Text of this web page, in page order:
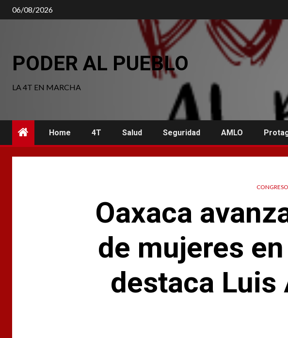
Saltar
al
06/08/2026
PODER AL PUEBLO
LA 4T EN MARCHA
Home 4T Salud Seguridad AMLO
Oaxaca
de mujeres
destaca Luis